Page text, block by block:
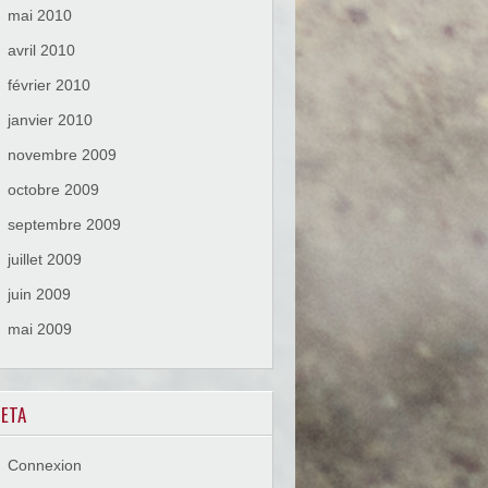
mai 2010
avril 2010
février 2010
janvier 2010
novembre 2009
octobre 2009
septembre 2009
juillet 2009
juin 2009
mai 2009
Connexion